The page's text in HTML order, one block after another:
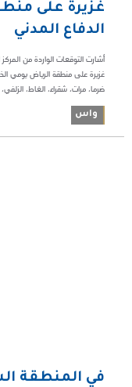
غزيرة على
الدفاع المدني
أشارت التوقعات الواردة من
غزيرة على منطقة الرياض يومي
ضرما، مرات، شقراء، الغاط،
واس
في المنطقة